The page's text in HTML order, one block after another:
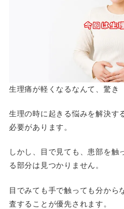
生理痛が軽くなるなんて、驚き
生理の時に起きる悩みを解決す
必要があります。
しかし、目で見ても、患部を触
る部分は見つかりません。
目でみても手で触っても分から
査することが優先されます。